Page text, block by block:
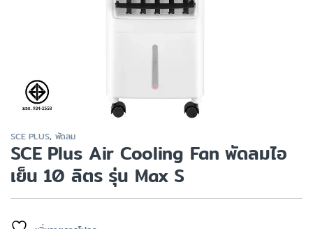
SCE PLUS, พัดลม
SCE Plus Air Cooling Fan พัดลมไอ
เย็น 10 ลิตร รุ่น Max S